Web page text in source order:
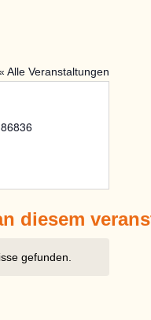
Alle Veranstaltungen
86836
diesem
gefunden.